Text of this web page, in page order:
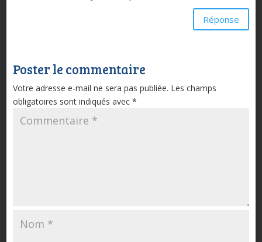
Réponse
Poster le commentaire
Votre adresse e-mail ne sera pas publiée. Les champs
obligatoires sont indiqués avec *